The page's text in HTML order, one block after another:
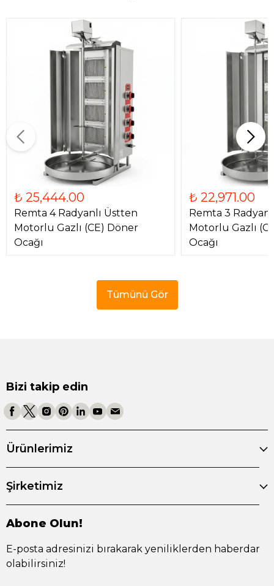
₺ 25,444.00
Remta 4 Radyanlı Üstten
Motorlu Gazlı (CE) Döner
Ocağı
₺ 22,971.00
Remta 3
Motorlu Gazlı
Ocağı
Tümünü Gör
Bizi takip edin
Ürünlerimiz
Şirketimiz
Abone Olun!
E-posta adresinizi bırakarak yeniliklerden haberdar
olabilirsiniz!